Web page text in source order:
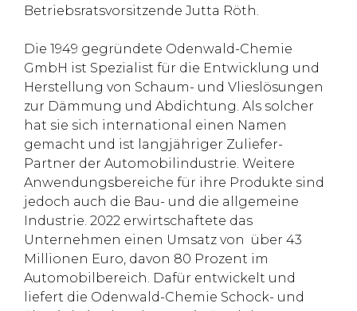
Betriebsratsvorsitzende Jutta Röth.
Die 1949 gegründete Odenwald-Chemie
GmbH ist Spezialist für die Entwicklung und
Herstellung von Schaum- und Vlieslösungen
zur Dämmung und Abdichtung. Als solcher
hat sie sich international einen Namen
gemacht und ist langjähriger Zuliefer-
Partner der Automobilindustrie. Weitere
Anwendungsbereiche für ihre Produkte sind
jedoch auch die Bau- und die allgemeine
Industrie. 2022 erwirtschaftete das
Unternehmen einen Umsatz von über 43
Millionen Euro, davon 80 Prozent im
Automobilbereich. Dafür entwickelt und
liefert die Odenwald-Chemie Schock- und